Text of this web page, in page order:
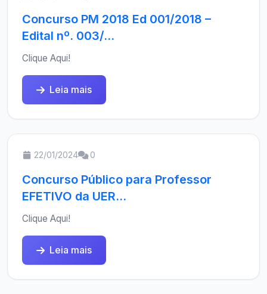
Concurso PM 2018 Ed 001/2018 –
Edital nº. 003/...
Clique Aqui!
Leia mais
22/01/2024 0
Concurso Público para Professor
EFETIVO da UER...
Clique Aqui!
Leia mais